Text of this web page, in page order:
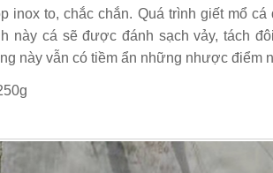
inox to, chắc chắn. Quá trình giết mổ
này cá sẽ được đánh sạch vảy, tách
này vẫn có tiềm ẩn những nhược điểm